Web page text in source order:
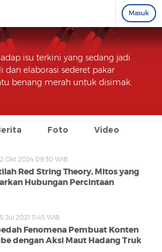
Masuk
isu terkini yang sedang jadi
dan elaborasi sederet pakar
benang merah untuk disimak.
Foto Video
Okt 2024 09:30 WIB
Red String Theory, Mitos yang
Hubungan Percintaan
Jul 2021 11:45 WIB
Fenomena Pembuat Konten
dengan Aksi Maut Hadang Truk